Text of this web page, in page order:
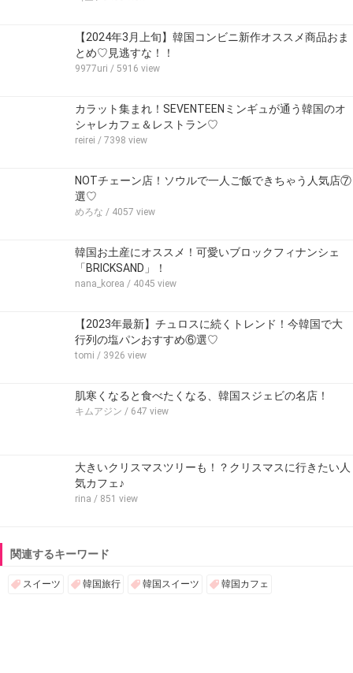
【2024年3月上旬】韓国コンビニ新作オススメ商品おま
とめ♡見逃すな！！
9977uri / 5916 view
カラット集まれ！SEVENTEENミンギュが通う韓国のオ
シャレカフェ＆レストラン♡
reirei / 7398 view
NOTチェーン店！ソウルで一人ご飯できちゃう人気店⑦
選♡
めろな / 4057 view
韓国お土産にオススメ！可愛いブロックフィナンシェ
「BRICKSAND」！
nana_korea / 4045 view
【2023年最新】チュロスに続くトレンド！今韓国で大
行列の塩パンおすすめ⑥選♡
tomi / 3926 view
肌寒くなると食べたくなる、韓国スジェビの名店！
キムアジン / 647 view
大きいクリスマスツリーも！？クリスマスに行きたい人
気カフェ♪
rina / 851 view
関連するキーワード
スイーツ 韓国旅行 韓国スイーツ 韓国カフェ